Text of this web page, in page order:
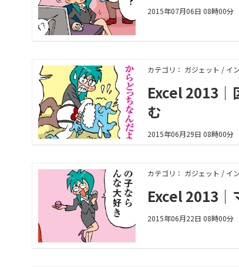
2015年07月06日 08時00分
カテゴリ： ガジェット / イ
Excel 2013｜
む
2015年06月29日 08時00分
カテゴリ： ガジェット / イ
Excel 2013｜
2015年06月22日 08時00分